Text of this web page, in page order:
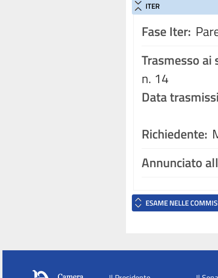
ITER
Fase Iter:
Trasmesso ai
n. 14
Data
Richiedente:
Annunciato
ESAME NELLE